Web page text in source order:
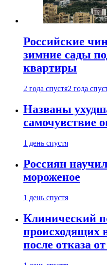
Российские
зимние сады
квартиры
2 года спустя2 года
Названы
самочувствие
1 день спустя
Россиян
мороженое
1 день спустя
Клинический
происходящих
после отказа